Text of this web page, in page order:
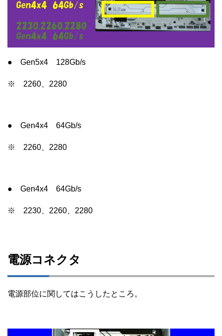
● Gen5x4 128Gb/s
※ 2260、2280
● Gen4x4 64Gb/s
※ 2260、2280
● Gen4x4 64Gb/s
※ 2230、2260、2280
電源コネクタ
電源部位に関してはこうしたところ。